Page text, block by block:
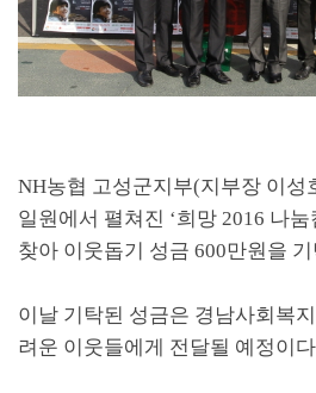
NH농협 고성군지부(지부장 이성
일원에서 펼쳐진 ‘희망 2016 나눔
찾아 이웃돕기 성금 600만원을
이날 기탁된 성금은 경남사회복
려운 이웃들에게 전달될 예정이다